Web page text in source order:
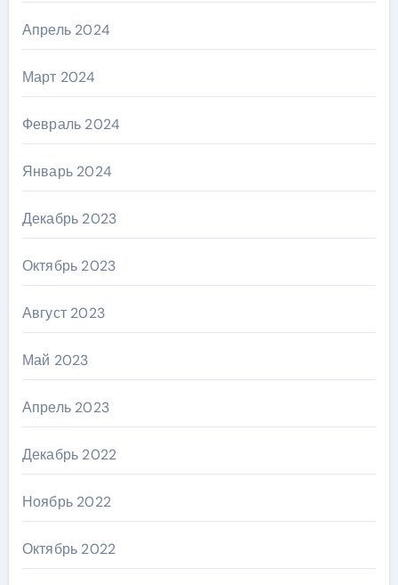
Апрель 2024
Март 2024
Февраль 2024
Январь 2024
Декабрь 2023
Октябрь 2023
Август 2023
Май 2023
Апрель 2023
Декабрь 2022
Ноябрь 2022
Октябрь 2022